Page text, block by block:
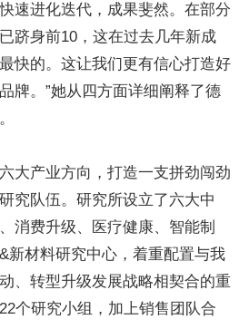
速进化迭代，成果斐然。在部分
跻身前10，这在过去几年新成
快的。这让我们更有信心打造好
牌。”她从四方面详细阐释了德
大产业方向，打造一支拼劲闯劲
究队伍。研究所设立了六大中
消费升级、医疗健康、智能制
新材料研究中心，着重配置与我
、转型升级发展战略相契合的重
个研究小组，加上销售团队合